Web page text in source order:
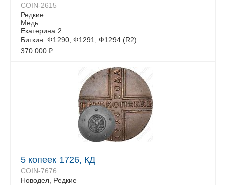
COIN-2615
Редкие
Медь
Екатерина 2
Биткин: Ф1290, Ф1291, Ф1294 (R2)
370 000 ₽
5 копеек 1726, КД
COIN-7676
Новодел, Редкие